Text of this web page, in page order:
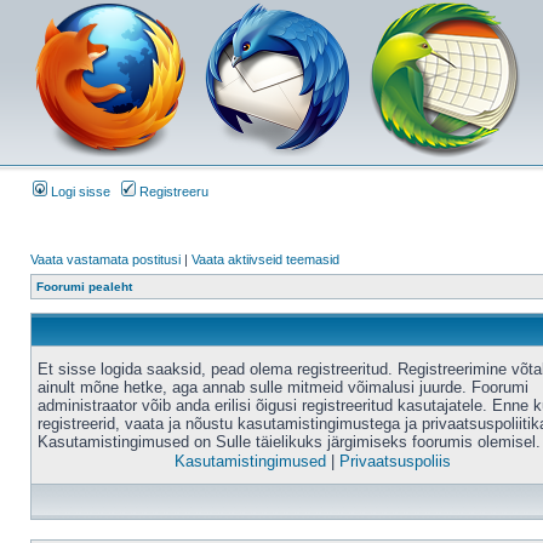
Logi sisse Registreeru
Vaata vastamata postitusi | Vaata aktiivseid teemasid
Foorumi pealeht
Et sisse logida saaksid, pead olema registreeritud. Registreerimine
ainult mõne hetke, aga annab sulle mitmeid võimalusi juurde. Foorumi
administraator võib anda erilisi õigusi registreeritud kasutajatele. Enne
registreerid, vaata ja nõustu kasutamistingimustega ja
Kasutamistingimused on Sulle täielikuks järgimiseks foorumis olemisel.
Kasutamistingimused
Privaatsuspoliis